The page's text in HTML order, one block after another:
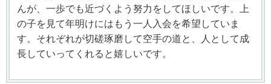
んが、一歩でも近づくよう努力をしてほしいです。上
の子を見て年明けにはもう一人入会を希望していま
す。それぞれが切磋琢磨して空手の道と、人として成
長していってくれると嬉しいです。